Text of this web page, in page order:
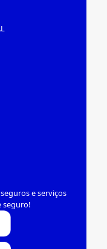
e serviços
seguro!